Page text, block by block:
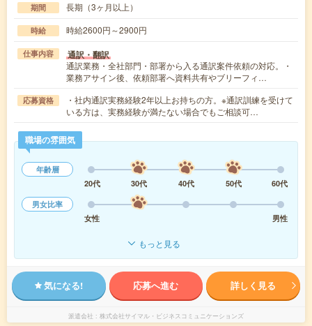
期間 長期（3ヶ月以上）
時給 時給2600円～2900円
仕事内容 通訳・翻訳
通訳業務・全社部門・部署から入る通訳案件依頼の対応。・
業務アサイン後、依頼部署へ資料共有やブリーフィ…
応募資格
・社内通訳実務経験2年以上お持ちの方。※通訳訓練を受けて
いる方は、実務経験が満たない場合でもご相談可…
職場の雰囲気
年齢層
20代
30代 40代 50代
60代
男女比率
女性
男性
もっと見る
気になる! 応募へ進む 詳しく見る
派遣会社 株式会社サイマル・ビジネスコミュニケーションズ